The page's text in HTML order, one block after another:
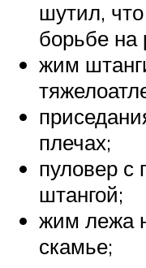
шутил,
борьбе на
жим
плечах;
пуловер с
штангой;
жим лежа
скамье;